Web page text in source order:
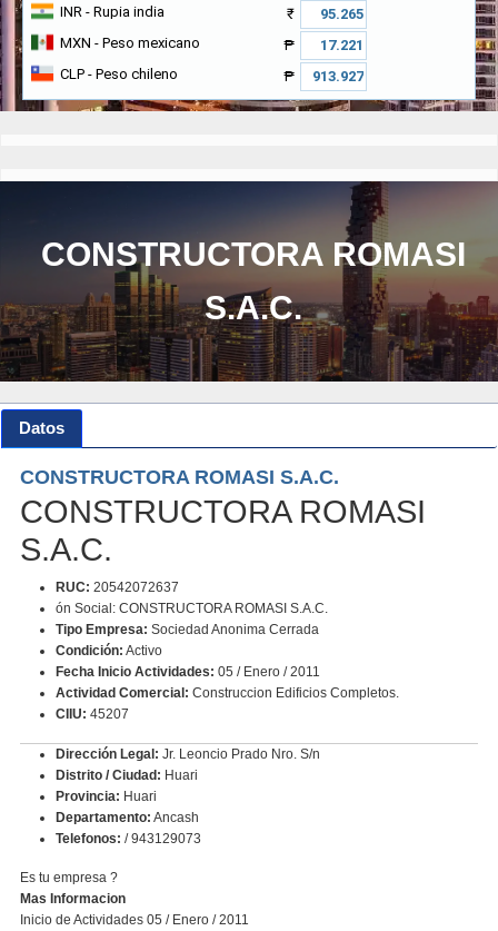
INR - Rupia india
₹
MXN - Peso mexicano
₱
CLP - Peso chileno ₱
CONSTRUCTORA ROMASI
S.A.C.
Datos
CONSTRUCTORA ROMASI S.A.C.
CONSTRUCTORA ROMASI
S.A.C.
RUC: 20542072637
ón Social: CONSTRUCTORA ROMASI S.A.C.
Tipo Empresa: Sociedad Anonima Cerrada
Condición: Activo
Fecha Inicio Actividades: 05 / Enero / 2011
Actividad Comercial: Construccion Edificios Completos.
CIIU: 45207
Dirección Legal: Jr. Leoncio Prado Nro. S/n
Distrito / Ciudad: Huari
Provincia: Huari
Departamento: Ancash
Telefonos: / 943129073
Es tu empresa ?
Mas Informacion
Inicio de Actividades 05 / Enero / 2011